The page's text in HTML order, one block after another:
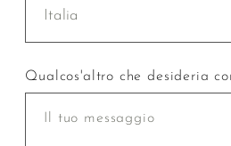
Italia
Qualcos'altro che desideria